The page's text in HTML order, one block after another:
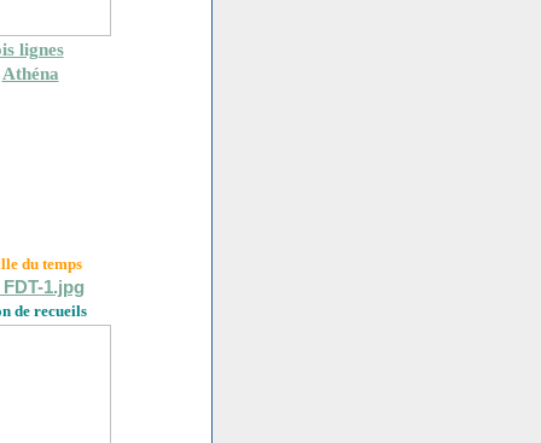
lignes
dutemps
de recueils